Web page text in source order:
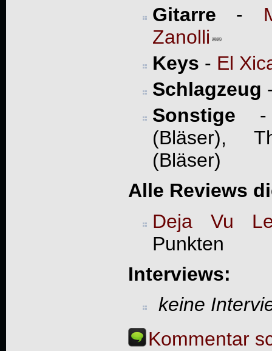
Gitarre -
Zanolli
Keys - El
Schlagzeug
Sonstige -
(Bläser),
(Bläser)
Alle Reviews
Deja Vu
Punkten
Interviews:
keine
Kommentar